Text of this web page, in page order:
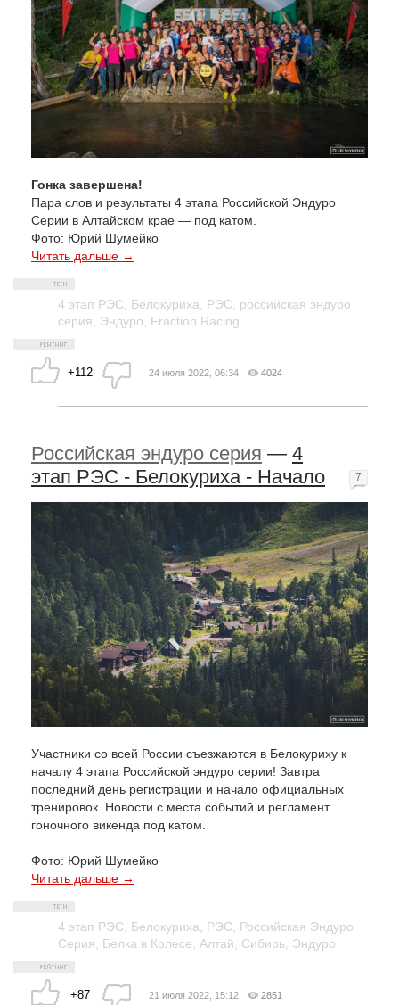
Гонка завершена!
Пара слов и результаты 4 этапа Российской Эндуро
Серии в Алтайском крае — под катом.
Фото: Юрий Шумейко
Читать дальше →
4 этап РЭС Белокуриха РЭС
российская эндуро
серия
Эндуро Fraction Racing
+112 24 июля 2022, 06:34 4024
Российская эндуро серия — 4
этап РЭС - Белокуриха - Начало
Участники со всей России съезжаются в Белокуриху к
началу 4 этапа Российской эндуро серии! Завтра
последний день регистрации и начало официальных
тренировок. Новости с места событий и регламент
гоночного викенда под катом.
Фото: Юрий Шумейко
Читать дальше →
4 этап РЭС, Белокуриха, РЭС, Российская Эндуро
Серия, Белка в Колесе, Алтай, Сибирь, Эндуро
+87
7
21 июля 2022, 15:12 2851